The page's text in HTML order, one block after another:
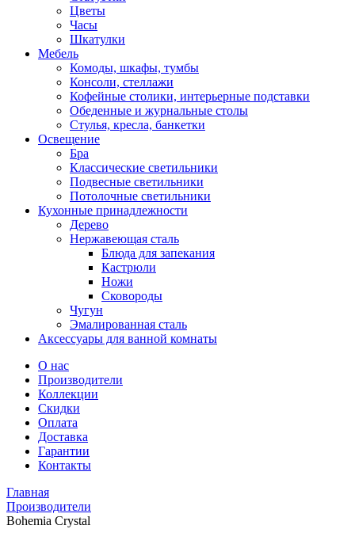
Цветы
Часы
Шкатулки
Мебель
Комоды, шкафы, тумбы
Консоли, стеллажи
Кофейные столики, интерьерные подставки
Обеденные и журнальные столы
Стулья, кресла, банкетки
Освещение
Бра
Классические светильники
Подвесные светильники
Потолочные светильники
Кухонные принадлежности
Дерево
Нержавеющая сталь
Блюда для запекания
Кастрюли
Ножи
Сковороды
Чугун
Эмалированная сталь
Аксессуары для ванной комнаты
О нас
Производители
Коллекции
Скидки
Оплата
Доставка
Гарантии
Контакты
Главная
Производители
Bohemia Crystal